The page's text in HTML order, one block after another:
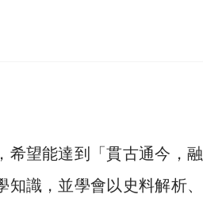
希望能達到「貫古通今，融
識，並學會以史料解析、